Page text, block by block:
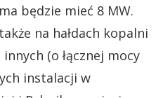
będzie mieć 8 MW.
na hałdach kopalni
(o łącznej mocy
instalacji w